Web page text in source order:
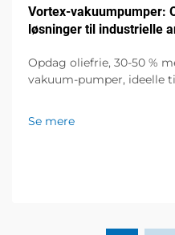
Vortex-vakuumpumper:
løsninger til industrielle
Opdag oliefrie, 30-50 %
vakuum-pumper, ideelle
Se mere